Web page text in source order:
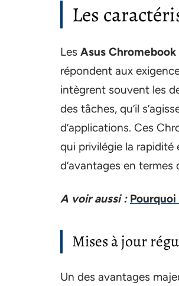
Les
Les Asus Chromebook
répondent aux
intègrent souvent les
des tâches, qu’il
d’applications. Ces
qui privilégie la rapidité
d’avantages en termes
A voir aussi :
Mises à jour
Un des avantages